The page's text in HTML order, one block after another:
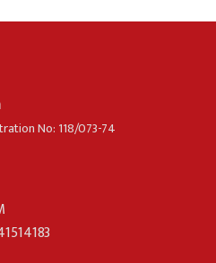
No: 118/073-74